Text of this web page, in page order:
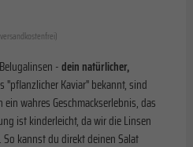
-dein natürlicher,
"pflanzlicher Kaviar" bekannt, sind
wahres Geschmackserlebnis, das
ist kinderleicht, da wir die Linsen
kannst du direkt deinen Salat